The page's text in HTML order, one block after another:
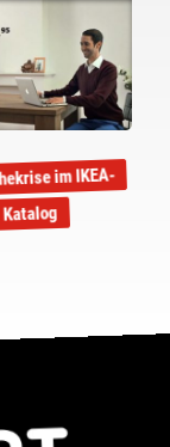
im IKEA-
Katalog